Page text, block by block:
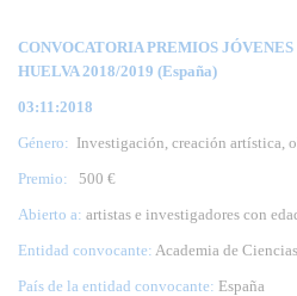
CONVOCATORIA PREMIOS
HUELVA 2018/2019 (España)
03:11:2018
Género: Investigación, creación artística,
Premio:
500 €
Abierto a: artistas e investigadores con
Entidad convocante: Academia de
País de la entidad convocante: España